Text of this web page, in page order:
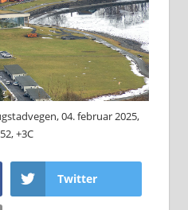
04. februar 2025,
+3C
Twitter